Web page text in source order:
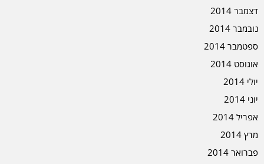
דצמבר 2014
נובמבר 2014
ספטמבר 2014
אוגוסט 2014
יולי 2014
יוני 2014
אפריל 2014
מרץ 2014
פברואר 2014